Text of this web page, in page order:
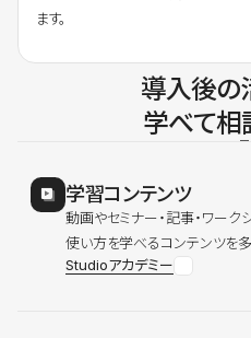
ます。
導入後の
学べて相
学習コンテンツ
動画やセミナー・記事・ワークシ
使い方を学べるコンテンツを多
Studioアカデミー